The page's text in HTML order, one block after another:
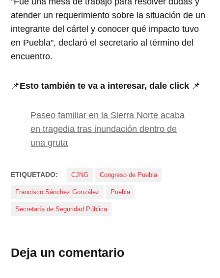
atender un requerimiento sobre la situación de un
integrante del cártel y conocer qué impacto tuvo
en Puebla", declaró el secretario al término del
encuentro.
📌Esto también te va a interesar, dale click 📌
Paseo familiar en la Sierra Norte acaba
en tragedia tras inundación dentro de
una gruta
ETIQUETADO: CJNG Congreso de Puebla
Francisco Sánchez González Puebla
Secretaría de Seguridad Pública
Deja un comentario